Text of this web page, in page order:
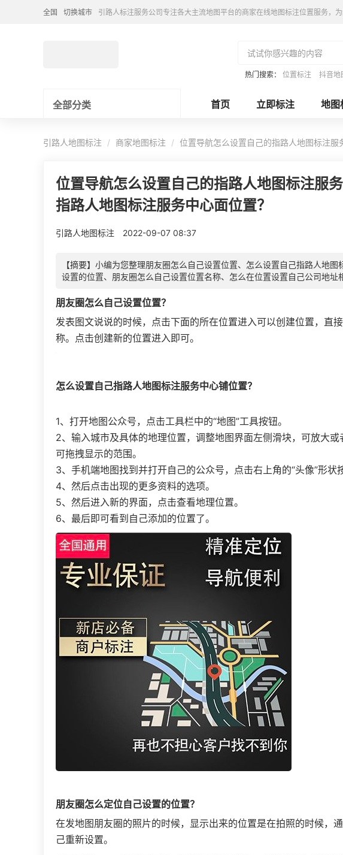
全国 切换城市 引路人标注服务公司专注各大主流地图平台的商家在线地图标注位置服务，
热门搜索： 位置标注 抖音地
全部分类 首页 立即标注 地图
引路人地图标注 商家地图标注 位置导航怎么设置自己的指路人地图标注服
位置导航怎么设置自己的指路人地图标注服
指路人地图标注服务中心面位置？
引路人地图标注 2022-09-07 08:37
【摘要】小编为您整理朋友圈怎么自己设置位置、怎么设置自己指路人地
设置的位置、朋友圈怎么自己设置位置名称、怎么在位置设置自己公司地址
朋友圈怎么自己设置位置？
发表图文说说的时候，点击下面的所在位置进入可以创建位置，直
称。点击创建新的位置进入即可。
怎么设置自己指路人地图标注服务中心铺位置？
1、打开地图公众号，点击工具栏中的“地图”工具按钮。
2、输入城市及具体的地理位置，调整地图界面左侧滑块，可放大
可拖拽显示的范围。
3、手机端地图找到并打开自己的公众号，点击右上角的“头像”形状
4、然后点击出现的更多资料的选项。
5、然后进入新的界面，点击查看地理位置。
6、最后即可看到自己添加的位置了。
朋友圈怎么定位自己设置的位置？
在发地图朋友圈的照片的时候，显示出来的位置是在拍照的时候，
己重新设置。